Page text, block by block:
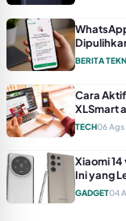
BERITA
Cara
XLSmart
TECH06 Ags
Xiaomi 14
Ini yang
GADGET04